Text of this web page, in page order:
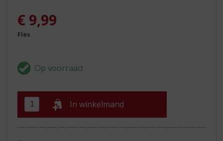
€ 9,99
Fles
In winkelmand